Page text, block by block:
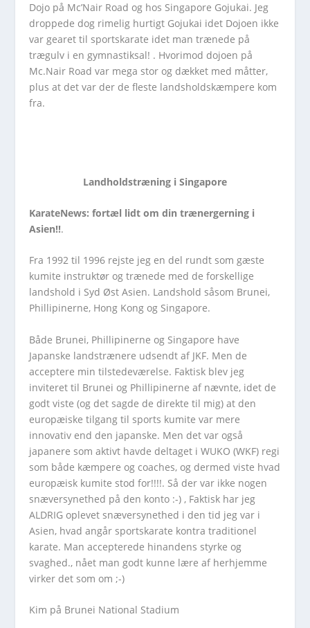
Dojo på Mc’Nair Road og hos Singapore Gojukai. Jeg
droppede dog rimelig hurtigt Gojukai idet Dojoen ikke
var gearet til sportskarate idet man trænede på
trægulv i en gymnastiksal! . Hvorimod dojoen på
Mc.Nair Road var mega stor og dækket med måtter,
plus at det var der de fleste landsholdskæmpere kom
fra.
Landholdstræning i Singapore
KarateNews: fortæl lidt om din trænergerning i
Asien!!.
Fra 1992 til 1996 rejste jeg en del rundt som gæste
kumite instruktør og trænede med de forskellige
landshold i Syd Øst Asien. Landshold såsom Brunei,
Phillipinerne, Hong Kong og Singapore.
Både Brunei, Phillipinerne og Singapore have
Japanske landstrænere udsendt af JKF. Men de
acceptere min tilstedeværelse. Faktisk blev jeg
inviteret til Brunei og Phillipinerne af nævnte, idet de
godt viste (og det sagde de direkte til mig) at den
europæiske tilgang til sports kumite var mere
innovativ end den japanske. Men det var også
japanere som aktivt havde deltaget i WUKO (WKF) regi
som både kæmpere og coaches, og dermed viste hvad
europæisk kumite stod for!!!!. Så der var ikke nogen
snæversynethed på den konto :-) , Faktisk har jeg
ALDRIG oplevet snæversynethed i den tid jeg var i
Asien, hvad angår sportskarate kontra traditionel
karate. Man accepterede hinandens styrke og
svaghed., nået man godt kunne lære af herhjemme
virker det som om ;-)
Kim på Brunei National Stadium